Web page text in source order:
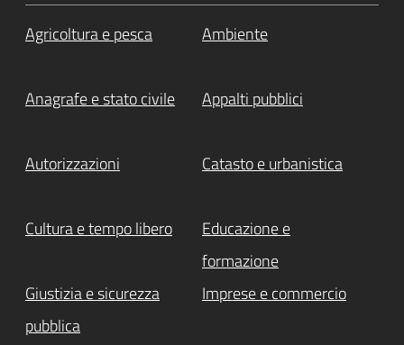
Agricoltura e pesca Ambiente
Anagrafe e stato civile Appalti pubblici
Autorizzazioni Catasto e urbanistica
Cultura e tempo libero
Educazione e
formazione
Giustizia e sicurezza
pubblica
Imprese e commercio